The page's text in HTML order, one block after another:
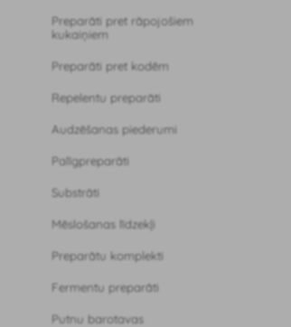
Preparāti pret rāpojošiem
kukaiņiem
Preparāti pret kodēm
Repelentu preparāti
Audzēšanas piederumi
Palīgpreparāti
Substrāti
Mēslošanas līdzekļi
Preparātu komplekti
Fermentu preparāti
Putnu barotavas